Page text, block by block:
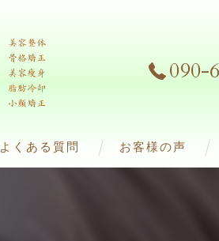
090-
よくある質問 お客様の声